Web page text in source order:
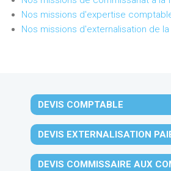
Nos missions d'expertise
Nos missions d'externalisation de la
DEVIS COMPTABLE
DEVIS EXTERNALISATION
DEVIS COMMISSAIRE AUX